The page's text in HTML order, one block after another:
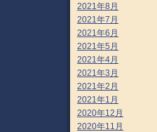
2021年8月
2021年7月
2021年6月
2021年5月
2021年4月
2021年3月
2021年2月
2021年1月
2020年12月
2020年11月